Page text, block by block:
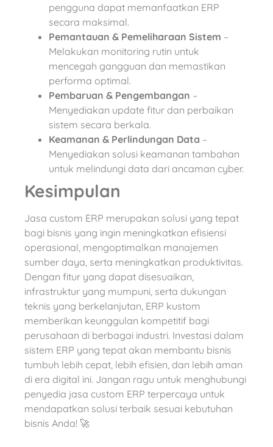
pengguna dapat memanfaatkan ERP
secara maksimal.
Pemantauan & Pemeliharaan Sistem –
Melakukan monitoring rutin untuk
mencegah gangguan dan memastikan
performa optimal.
Pembaruan & Pengembangan –
Menyediakan update fitur dan perbaikan
sistem secara berkala.
Keamanan & Perlindungan Data –
Menyediakan solusi keamanan tambahan
untuk melindungi data dari ancaman cyber.
Kesimpulan
Jasa custom ERP merupakan solusi yang tepat
bagi bisnis yang ingin meningkatkan efisiensi
operasional, mengoptimalkan manajemen
sumber daya, serta meningkatkan produktivitas.
Dengan fitur yang dapat disesuaikan,
infrastruktur yang mumpuni, serta dukungan
teknis yang berkelanjutan, ERP kustom
memberikan keunggulan kompetitif bagi
perusahaan di berbagai industri. Investasi dalam
sistem ERP yang tepat akan membantu bisnis
tumbuh lebih cepat, lebih efisien, dan lebih aman
di era digital ini. Jangan ragu untuk menghubungi
penyedia jasa custom ERP terpercaya untuk
mendapatkan solusi terbaik sesuai kebutuhan
bisnis Anda! 🚀